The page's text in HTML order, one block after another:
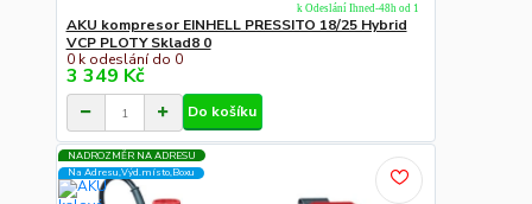
AKU kompresor EINHELL PRESSITO 18/25 Hybrid
VCP PLOTY Sklad8 0
0 k odeslání do 0
3 349 Kč
k Odeslání Ihned-48h od 1
Do košíku
NADROZMĚR NA ADRESU
Na Adresu,Výd.místo,Boxu